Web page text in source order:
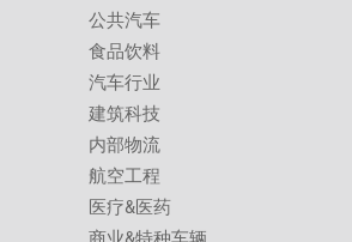
公共汽车
食品饮料
汽车行业
建筑科技
内部物流
航空工程
医疗&医药
商业&特种车辆